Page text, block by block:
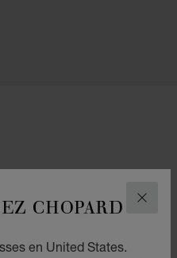
CHOPARD
en United States.